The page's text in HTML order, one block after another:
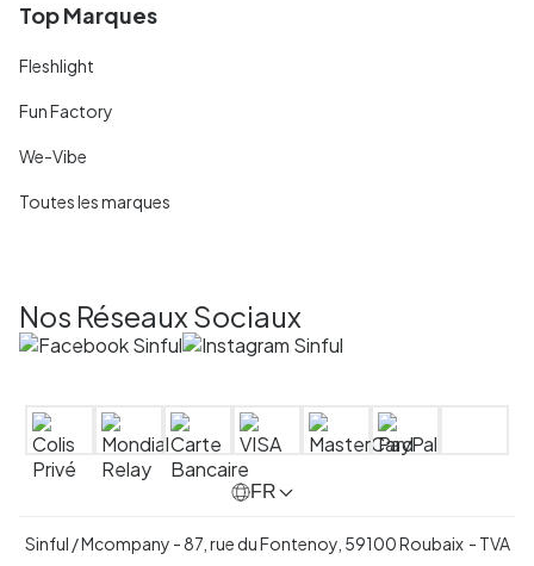
Top Marques
Fleshlight
Fun Factory
We-Vibe
Toutes les marques
Nos Réseaux Sociaux
FR
Sinful / Mcompany - 87, rue du Fontenoy, 59100 Roubaix - TVA